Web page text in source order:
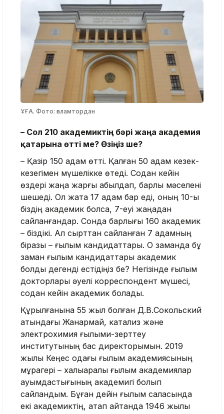
ҰҒА. Фото: ғаламтордан
– Сол 210 академиктің бәрі жаңа академия
қатарына өтті ме? Өзіңіз ше?
– Қазір 150 адам өтті. Қалған 50 адам кезек-
кезегімен мүшелікке өтеді. Содан кейін
өздері жаңа жарғы қабылдап, барлық мәселені
шешеді. Ол жақта 17 адам бар еді, оның 10-ы
біздің академик болса, 7-еуі жаңадан
сайланғандар. Сонда барлығы 160 академик
– біздікі. Ал сырттан сайланған 7 адамның
біразы – ғылым кандидаттары. О заманда бұ
заман ғылым кандидаттары академик
болды дегенді естідіңіз бе? Негізінде ғылым
докторлары әуелі корреспондент мүшесі,
содан кейін академик болады.
Құрылғанына 55 жыл болған Д.В.Сокольский
атындағы Жанармай, катализ және
электрохимия ғылыми-зерттеу
институтының бас директорымын. 2019
жылы Кеңес одағы ғылым академиясының
мұрагері – халықаралық ғылым академиялар
қауымдастығының академигі болып
сайландым. Бұған дейін ғылым саласында
екі академиктің, атап айтқанда 1946 жылы